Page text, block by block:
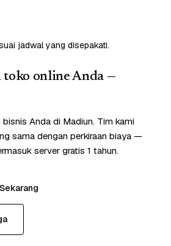
jadwal yang disepakati.
toko online Anda —
Anda di Madiun. Tim kami
sama dengan perkiraan biaya —
server gratis 1 tahun.